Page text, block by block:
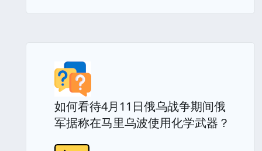
如何看待4月11日俄乌战争期间俄
军据称在马里乌波使用化学武器？